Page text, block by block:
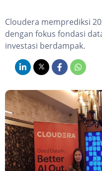
Cloudera memprediksi
dengan fokus fondasi
investasi berdampak.